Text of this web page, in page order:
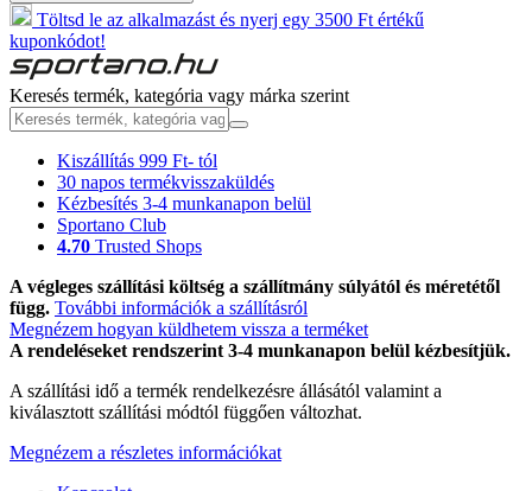
Töltsd le az alkalmazást és nyerj egy 3500 Ft értékű
kuponkódot!
Keresés termék, kategória vagy márka szerint
Kiszállítás 999 Ft- tól
30 napos termékvisszaküldés
Kézbesítés 3-4 munkanapon belül
Sportano Club
4.70 Trusted Shops
A végleges szállítási költség a szállítmány súlyától és méretétől
függ. További információk a szállításról
Megnézem hogyan küldhetem vissza a terméket
A rendeléseket rendszerint 3-4 munkanapon belül kézbesítjük.
A szállítási idő a termék rendelkezésre állásától valamint a
kiválasztott szállítási módtól függően változhat.
Megnézem a részletes információkat